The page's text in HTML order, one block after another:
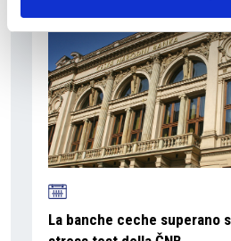
La banche ceche superano